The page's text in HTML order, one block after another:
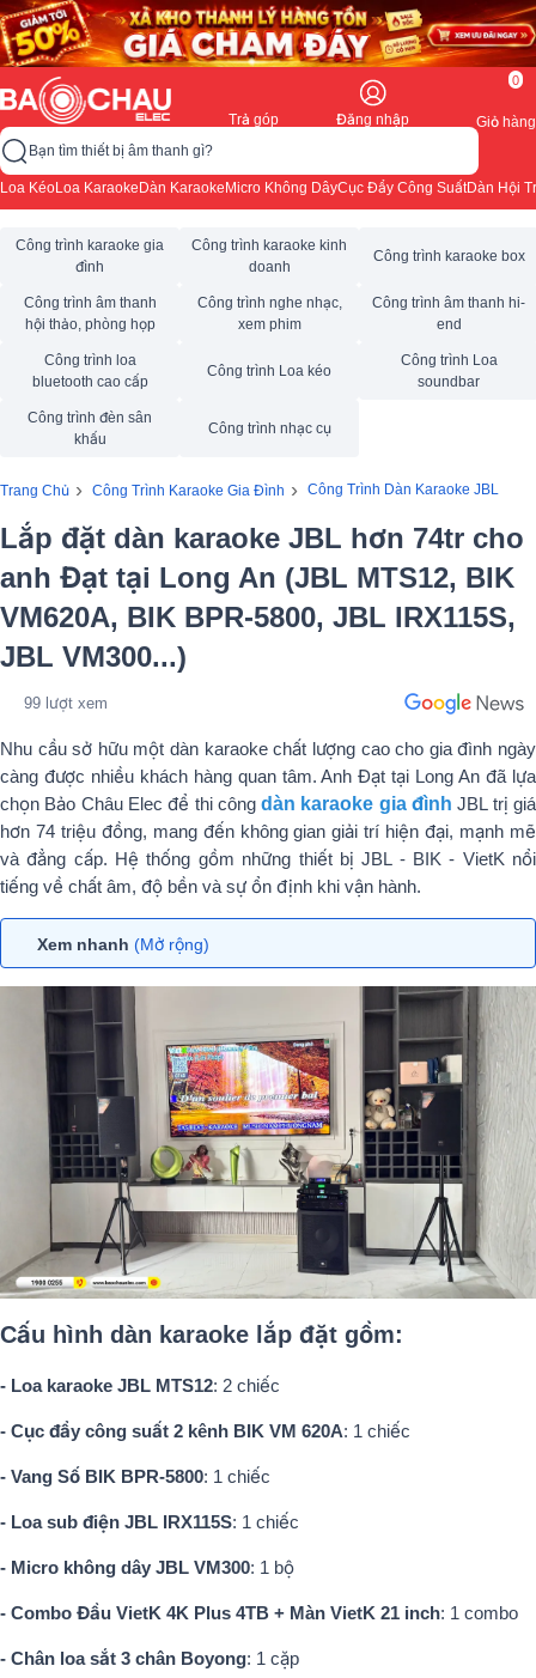
Trả góp Đăng nhập
0
Giỏ hàng
Bạn tìm thiết bị âm thanh gì?
Loa KéoLoa Karaoke Dàn Karaoke Micro Không DâyCục Đẩy Công SuấtDàn Hội
Công trình karaoke gia
đình
Công trình karaoke kinh
doanh
Công trình karaoke box
Công trình âm thanh
hội thảo, phòng họp
Công trình nghe nhạc,
xem phim
Công trình âm thanh hi-
end
Công trình loa
bluetooth cao cấp
Công trình Loa kéo
Công trình Loa
soundbar
Công trình đèn sân
khấu
Công trình nhạc cụ
Trang Chủ › Công Trình Karaoke Gia Đình › Công Trình Dàn Karaoke JBL
Lắp đặt dàn karaoke JBL hơn 74tr cho
anh Đạt tại Long An (JBL MTS12, BIK
VM620A, BIK BPR-5800, JBL IRX115S,
JBL VM300...)
99 lượt xem
Nhu cầu sở hữu một dàn karaoke chất lượng cao cho gia đình ngày
càng được nhiều khách hàng quan tâm. Anh Đạt tại Long An đã lựa
chọn Bảo Châu Elec để thi côngdàn karaoke gia đìnhJBL trị giá
hơn 74 triệu đồng, mang đến không gian giải trí hiện đại, mạnh mẽ
và đẳng cấp. Hệ thống gồm những thiết bị JBL - BIK - VietK nổi
tiếng về chất âm, độ bền và sự ổn định khi vận hành.
Xem nhanh (Mở rộng)
Cấu hình dàn karaoke lắp đặt gồm:
- Loa karaoke JBL MTS12: 2 chiếc
- Cục đẩy công suất 2 kênh BIK VM 620A: 1 chiếc
- Vang Số BIK BPR-5800: 1 chiếc
- Loa sub điện JBL IRX115S: 1 chiếc
- Micro không dây JBL VM300: 1 bộ
- Combo Đầu VietK 4K Plus 4TB + Màn VietK 21 inch: 1 combo
- Chân loa sắt 3 chân Boyong: 1 cặp